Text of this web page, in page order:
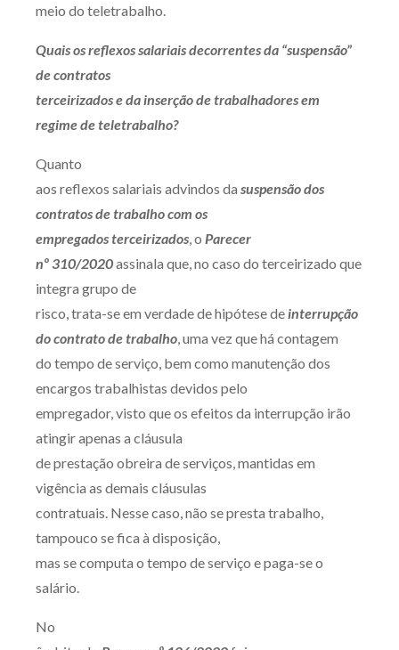
meio do teletrabalho.
Quais os reflexos salariais decorrentes da “suspensão”
de contratos
terceirizados e da inserção de trabalhadores em
regime de teletrabalho?
Quanto
aos reflexos salariais advindos da suspensão dos
contratos de trabalho com os
empregados terceirizados, o Parecer
nº 310/2020assinala que, no caso do terceirizado que
integra grupo de
risco, trata-se em verdade de hipótese deinterrupção
do contrato de trabalho, uma vez que há contagem
do tempo de serviço, bem como manutenção dos
encargos trabalhistas devidos pelo
empregador, visto que os efeitos da interrupção irão
atingir apenas a cláusula
de prestação obreira de serviços, mantidas em
vigência as demais cláusulas
contratuais. Nesse caso, não se presta trabalho,
tampouco se fica à disposição,
mas se computa o tempo de serviço e paga-se o
salário.
No